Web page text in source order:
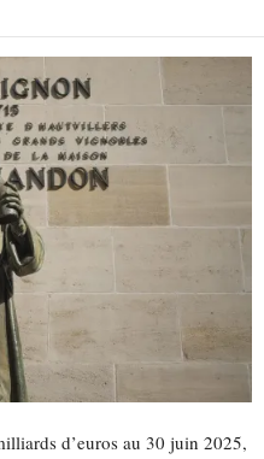
d’euros au 30 juin 2025,